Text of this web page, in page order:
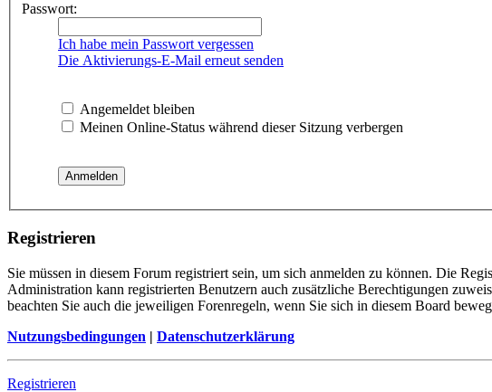
Passwort:
Ich habe mein Passwort vergessen
Die Aktivierungs-E-Mail erneut senden
Angemeldet bleiben
Meinen Online-Status während dieser Sitzung verbergen
Registrieren
Sie müssen in diesem Forum registriert sein, um sich anmelden zu können. Die
Administration kann registrierten Benutzern auch zusätzliche Berechtigungen
beachten Sie auch die jeweiligen Forenregeln, wenn Sie sich in diesem Board
Nutzungsbedingungen | Datenschutzerklärung
Registrieren